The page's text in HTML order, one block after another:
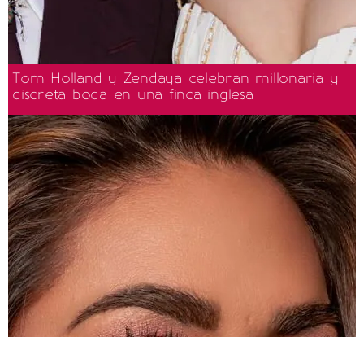
Tom Holland y Zendaya celebran millonaria y
discreta boda en una finca inglesa